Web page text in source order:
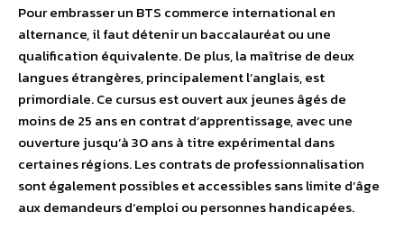
Pour embrasser un BTS commerce international en
alternance, il faut détenir un baccalauréat ou une
qualification équivalente. De plus, la maîtrise de deux
langues étrangères, principalement l’anglais, est
primordiale. Ce cursus est ouvert aux jeunes âgés de
moins de 25 ans en contrat d’apprentissage, avec une
ouverture jusqu’à 30 ans à titre expérimental dans
certaines régions. Les contrats de professionnalisation
sont également possibles et accessibles sans limite d’âge
aux demandeurs d’emploi ou personnes handicapées.